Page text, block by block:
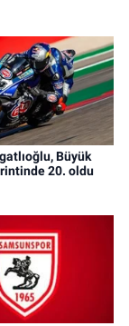
Büyük
20. oldu